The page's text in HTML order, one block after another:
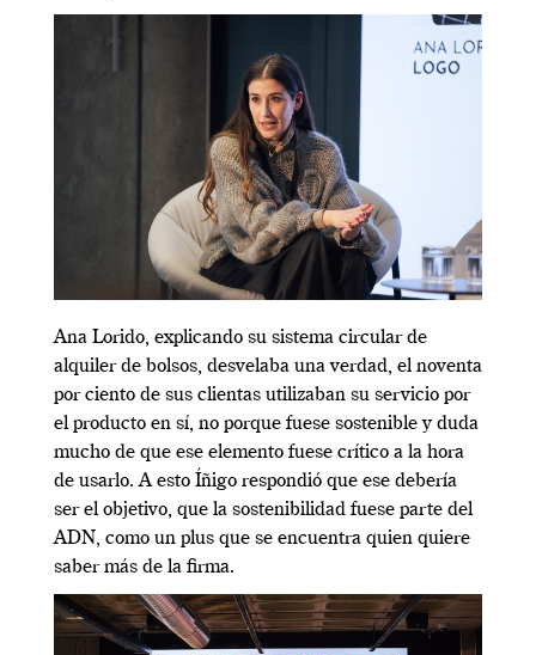
Ana Lorido, explicando su sistema circular de
alquiler de bolsos, desvelaba una verdad, el noventa
por ciento de sus clientas utilizaban su servicio por
el producto en sí, no porque fuese sostenible y duda
mucho de que ese elemento fuese crítico a la hora
de usarlo. A esto Íñigo respondió que ese debería
ser el objetivo, que la sostenibilidad fuese parte del
ADN, como un plus que se encuentra quien quiere
saber más de la firma.